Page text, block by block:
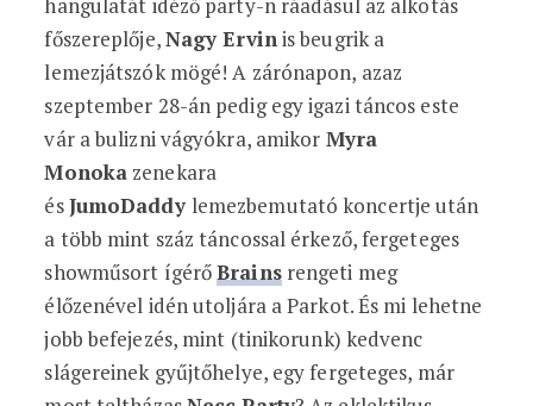
főszereplője,Nagy Ervinis beugrik a
lemezjátszók mögé! A zárónapon, azaz
szeptember 28-án pedig egy igazi táncos este
vár a bulizni vágyókra, amikor Myra
Monoka zenekara
ésJumoDaddy lemezbemutató koncertje után
a több mint száz táncossal érkező, fergeteges
showműsort ígérőBrainsrengeti meg
élőzenével idén utoljára a Parkot. És mi lehetne
jobb befejezés, mint (tinikorunk) kedvenc
slágereinek gyűjtőhelye, egy fergeteges, már